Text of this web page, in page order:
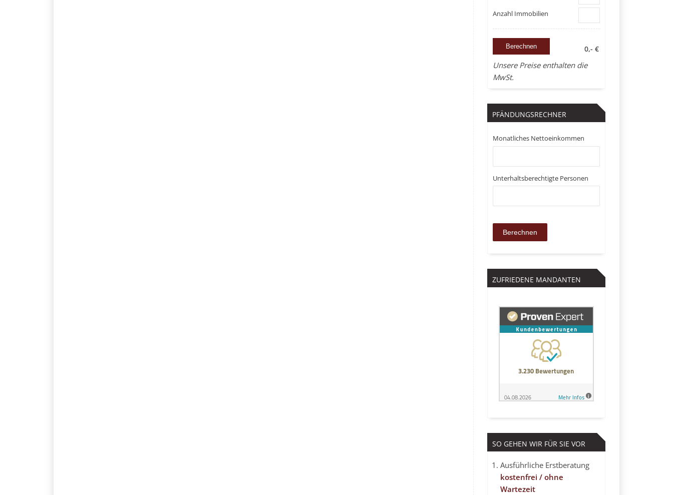
Anzahl Immobilien
0,- €
Unsere Preise enthalten die
MwSt.
PFÄNDUNGSRECHNER
Monatliches Nettoeinkommen
Unterhaltsberechtigte Personen
ZUFRIEDENE MANDANTEN
SO GEHEN WIR FÜR SIE VOR
Ausführliche Erstberatung
kostenfrei / ohne
Wartezeit